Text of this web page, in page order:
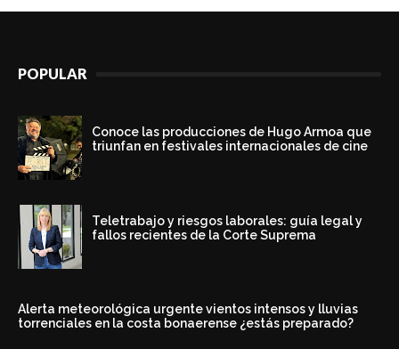
POPULAR
Conoce las producciones de Hugo Armoa que
triunfan en festivales internacionales de cine
Teletrabajo y riesgos laborales: guía legal y
fallos recientes de la Corte Suprema
Alerta meteorológica urgente vientos intensos y lluvias
torrenciales en la costa bonaerense ¿estás preparado?